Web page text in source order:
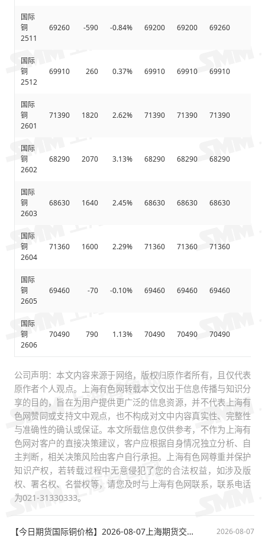
国际
铜
2511
69260 -590 -0.84% 69200 69200 69260
国际
铜
2512
69910 260 0.37% 69910 69910 69910
国际
铜
2601
71390 1820 2.62% 71390 71390 71390
国际
铜
2602
68290 2070 3.13% 68290 68290 68290
国际
铜
2603
68630 1640 2.45% 68630 68630 68630
国际
铜
2604
71360 1600 2.29% 71360 71360 71360
国际
铜
2605
69460 -70 -0.10% 69460 69460 69460
国际
铜
2606
70490 790 1.13% 70490 70490 70490
公司声明：本文内容来源于网络，版权归原作者所有，且仅代表
原作者个人观点。上海有色网转载本文仅出于信息传播与知识分
享的目的，旨在为用户提供更广泛的信息资源，并不代表上海有
色网赞同或支持文中观点，也不构成对文中内容真实性、完整性
与准确性的确认或保证。本文所载信息仅供参考，不作为上海有
色网对客户的直接决策建议，客户应根据自身情况独立分析、自
主判断，相关决策风险由客户自行承担。上海有色网尊重并保护
知识产权，若转载过程中无意侵犯了您的合法权益，如涉及版
权、署名权、名誉权等，请您及时与上海有色网联系，联系电话
为021-31330333。
【今日期货国际铜价格】2026-08-07上海期货交易所夜盘(23:02)国际铜期货最新价格 2026-08-07